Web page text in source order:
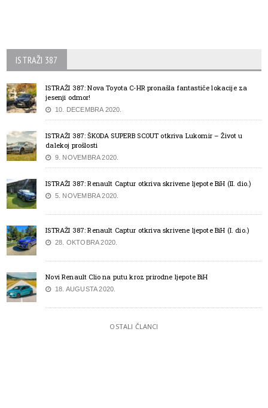
ISTRAŽI 387
ISTRAŽI 387: Nova Toyota C-HR pronašla fantastiče lokacije za
jesenji odmor!
10. DECEMBRA 2020.
ISTRAŽI 387: ŠKODA SUPERB SCOUT otkriva Lukomir – Život u
dalekoj prošlosti
9. NOVEMBRA 2020.
ISTRAŽI 387: Renault Captur otkriva skrivene ljepote BiH (II. dio.)
5. NOVEMBRA 2020.
ISTRAŽI 387: Renault Captur otkriva skrivene ljepote BiH (I. dio.)
28. OKTOBRA 2020.
Novi Renault Clio na putu kroz prirodne ljepote BiH
18. AUGUSTA 2020.
OSTALI ČLANCI